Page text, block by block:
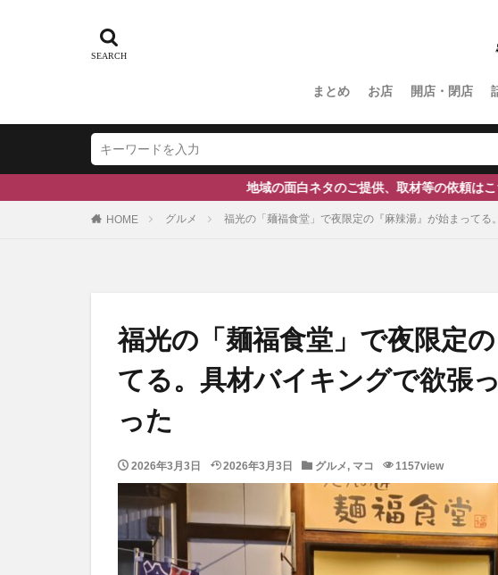
まとめ お店 開店・閉店
地域の面白ネタのご提供、取材等の依頼はこちらからご連絡くださ
HOME グルメ 福光の「麺福食堂」で夜限定の『麻辣湯』が始まって
福光の「麺福食堂」で夜限定
てる。具材バイキングで欲張
った
2026年3月3日 2026年3月3日 グルメ , マコ 1157view
ふ